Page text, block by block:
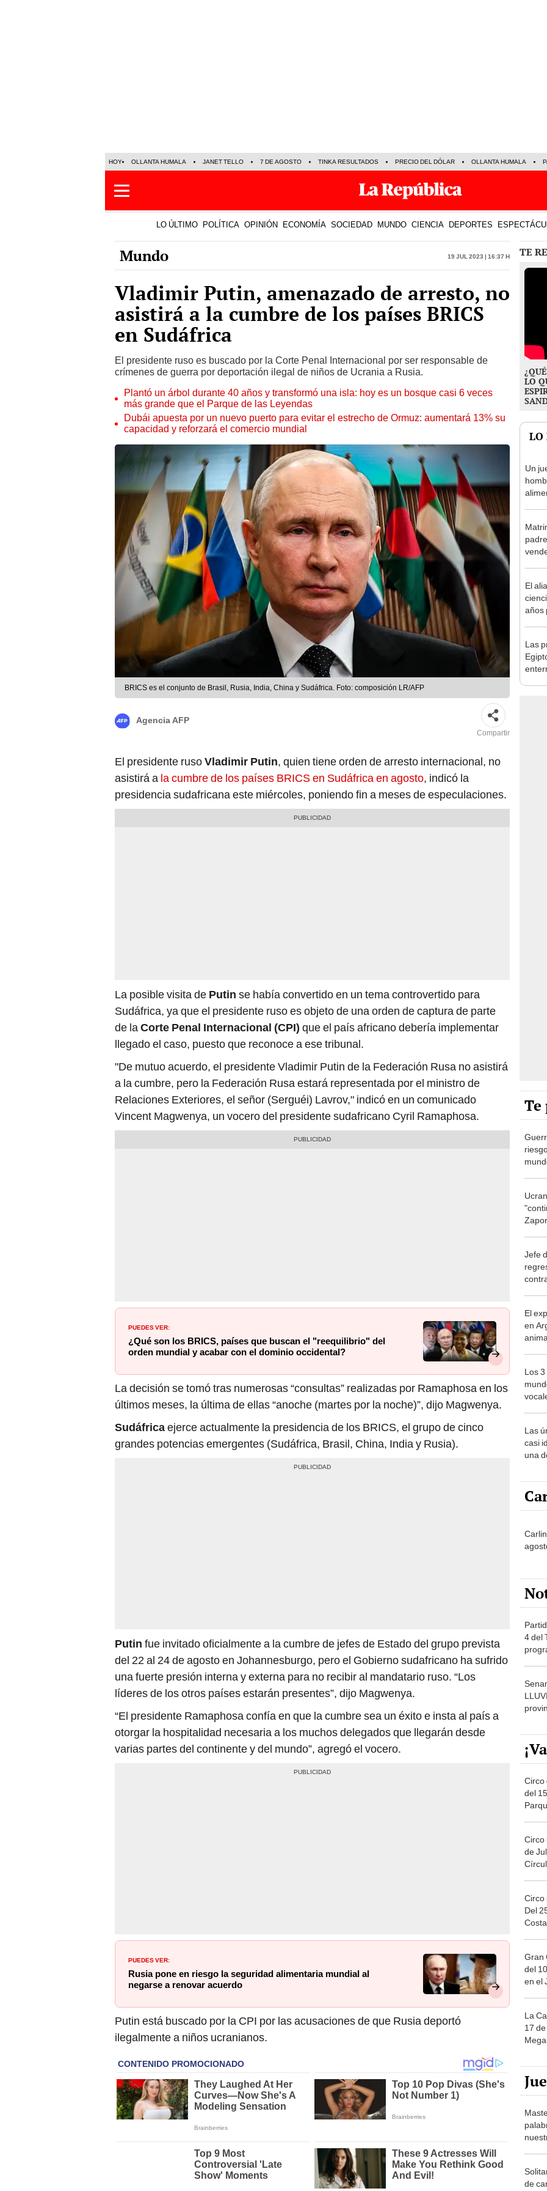
HOY OLLANTA HUMALA JANET TELLO 7 DE AGOSTO TINKA RESULTADOS PRECIO DEL DÓLAR OLLANTA HUMALA
LO ÚLTIMO POLÍTICA OPINIÓN ECONOMÍA SOCIEDAD MUNDO CIENCIA DEPORTES
Mundo 19 Jul 2023 | 16:37 h
Vladimir Putin, amenazado de arresto, no
asistirá a la cumbre de los países BRICS
en Sudáfrica
El presidente ruso es buscado por la Corte Penal Internacional por ser responsable de
crímenes de guerra por deportación ilegal de niños de Ucrania a Rusia.
Plantó un árbol durante 40 años y transformó una isla: hoy es un bosque casi 6 veces
más grande que el Parque de las Leyendas
Dubái apuesta por un nuevo puerto para evitar el estrecho de Ormuz: aumentará 13% su
capacidad y reforzará el comercio mundial
BRICS es el conjunto de Brasil, Rusia, India, China y Sudáfrica. Foto: composición LR/AFP
Agencia AFP
Compartir
El presidente rusoVladimir Putin, quien tiene orden de arresto internacional, no
asistirá a la cumbre de los países BRICS en Sudáfrica en agosto, indicó la
presidencia sudafricana este miércoles, poniendo fin a meses de especulaciones.
La posible visita de Putin se había convertido en un tema controvertido para
Sudáfrica, ya que el presidente ruso es objeto de una orden de captura de parte
de laCorte Penal Internacional (CPI) que el país africano debería implementar
llegado el caso, puesto que reconoce a ese tribunal.
"De mutuo acuerdo, el presidente Vladimir Putin de la Federación Rusa no asistirá
a la cumbre, pero la Federación Rusa estará representada por el ministro de
Relaciones Exteriores, el señor (Serguéi) Lavrov," indicó en un comunicado
Vincent Magwenya, un vocero del presidente sudafricano Cyril Ramaphosa.
PUEDES VER:
¿Qué son los BRICS, países que buscan el "reequilibrio" del
orden mundial y acabar con el dominio occidental?
La decisión se tomó tras numerosas “consultas” realizadas por Ramaphosa en los
últimos meses, la última de ellas “anoche (martes por la noche)”, dijo Magwenya.
Sudáfricaejerce actualmente la presidencia de los BRICS, el grupo de cinco
grandes potencias emergentes (Sudáfrica, Brasil, China, India y Rusia).
Putin fue invitado oficialmente a la cumbre de jefes de Estado del grupo prevista
del 22 al 24 de agosto en Johannesburgo, pero el Gobierno sudafricano ha sufrido
una fuerte presión interna y externa para no recibir al mandatario ruso. “Los
líderes de los otros países estarán presentes”, dijo Magwenya.
“El presidente Ramaphosa confía en que la cumbre sea un éxito e insta al país a
otorgar la hospitalidad necesaria a los muchos delegados que llegarán desde
varias partes del continente y del mundo”, agregó el vocero.
PUEDES VER:
Rusia pone en riesgo la seguridad alimentaria mundial al
negarse a renovar acuerdo
Putin está buscado por la CPI por las acusaciones de que Rusia deportó
ilegalmente a niños ucranianos.
TE
LO
LO
Un
El
años
Las
Te
Jefe
El
en
Los
Las
casi
una
4 del
Circo
del
Circo
de
Circo
Del
Gran
del
en el
La
17
de